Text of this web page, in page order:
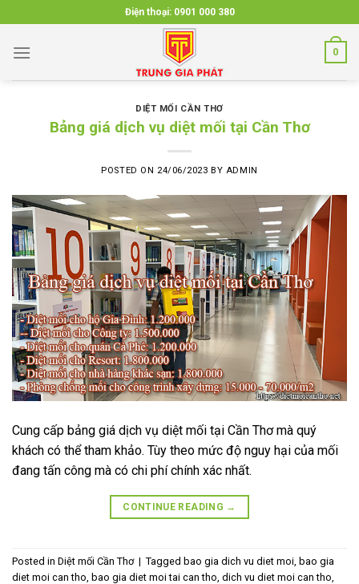
to
content
Điện thoại: 0901 000 380
0
DIỆT MỐI CẦN THƠ
Bảng giá dịch vụ diệt mối tại Cần Thơ
POSTED ON 24/06/2023 BY ADMIN
Cung cấp bảng giá dịch vụ diệt mối tại Cần Thơ mà quý
khách có thể tham khảo. Tùy theo mức độ nguy hại của mối
đang tấn công mà có chi phí chính xác nhất.
CONTINUE READING →
Posted in Diệt mối Cần Thơ | Tagged bao gia dich vu diet moi, bao gia
diet moi can tho, bao gia diet moi tai can tho, dich vu diet moi can tho,